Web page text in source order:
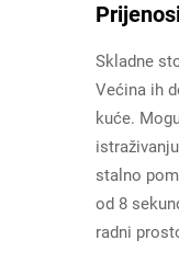
Skladne
Većina ih
kuće.
stalno
od 8
radni